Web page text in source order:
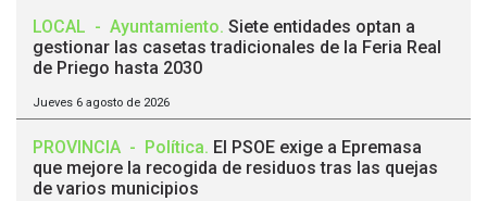
LOCAL - Ayuntamiento. Siete entidades optan a
gestionar las casetas tradicionales de la Feria Real
de Priego hasta 2030
Jueves 6 agosto de 2026
PROVINCIA - Política. El PSOE exige a Epremasa
que mejore la recogida de residuos tras las quejas
de varios municipios